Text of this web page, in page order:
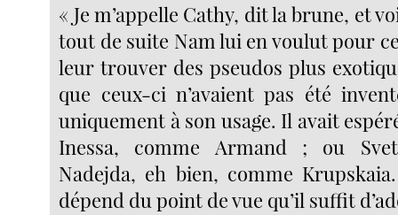
« Je m’appelle Cathy, dit la brune, et
tout de suite Nam lui en voulut pour
leur trouver des pseudos plus
que ceux-ci n’avaient pas été
uniquement à son usage. Il avait
Inessa, comme Armand ; ou
Nadejda, eh bien, comme
dépend du point de vue qu’il suffit